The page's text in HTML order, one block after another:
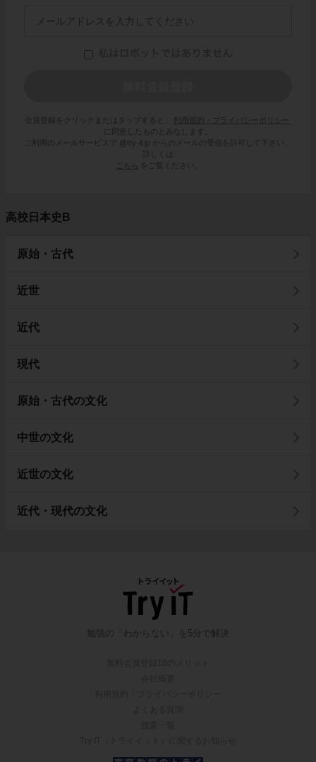
会員登録をクリックまたはタップすると、
利用規約・プライバシーポリシー
に同意したものとみなします。
ご利用のメールサービスで @try-it.jp からのメールの受信を許可して下さい。
詳しくは
こちら
をご覧ください。
高校日本史B
原始・古代
近世
近代
現代
原始・古代の文化
中世の文化
近世の文化
近代・現代の文化
勉強の「わからない」を5分で解決